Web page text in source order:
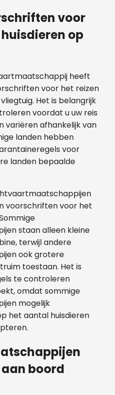
voor
op
heeft
voor het reizen
Het is belangrijk
voordat u uw reis
variëren afhankelijk van
landen hebben
voor
landen bepaalde
voorschriften voor het
staan ​​alleen kleine
terwijl andere
ook grotere
toestaan. Het is
te controleren
omdat sommige
mogelijk
het aantal huisdieren
boord